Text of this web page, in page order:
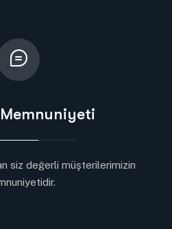
siz değerli müşterilerimizin